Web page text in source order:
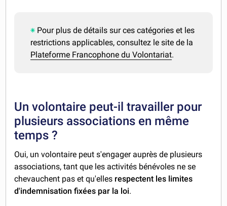
Pour plus de détails sur ces catégories et les
restrictions applicables, consultez le site de la
Plateforme Francophone du Volontariat.
Un volontaire peut-il travailler pour
plusieurs associations en même
temps ?
Oui, un volontaire peut s'engager auprès de plusieurs
associations, tant que les activités bénévoles ne se
chevauchent pas et qu'elles respectent les limites
d'indemnisation fixées par la loi.